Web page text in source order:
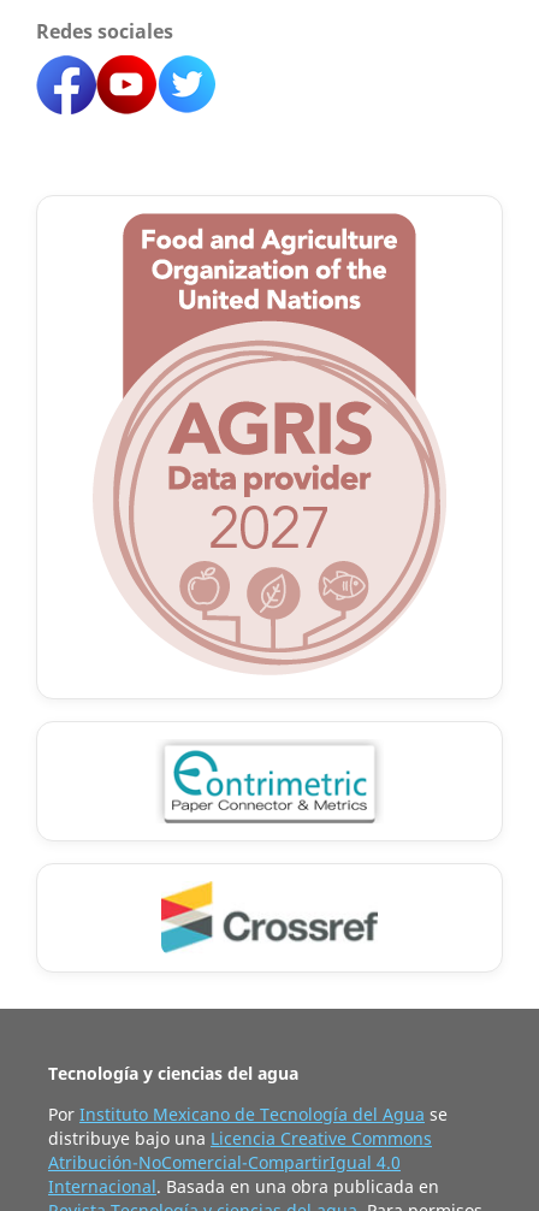
Redes sociales
Tecnología y ciencias del agua
Por Instituto Mexicano de Tecnología del Agua se
distribuye bajo una Licencia Creative Commons
Atribución-NoComercial-CompartirIgual 4.0
Internacional. Basada en una obra publicada en